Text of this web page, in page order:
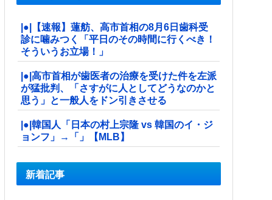
|●|【速報】蓮舫、高市首相の8月6日歯科受
診に噛みつく「平日のその時間に行くべき！
そういうお立場！」
|●|高市首相が歯医者の治療を受けた件を左派
が猛批判、「さすがに人としてどうなのかと
思う」と一般人をドン引きさせる
|●|韓国人「日本の村上宗隆 vs 韓国のイ・ジ
ョンフ」→「」【MLB】
新着記事